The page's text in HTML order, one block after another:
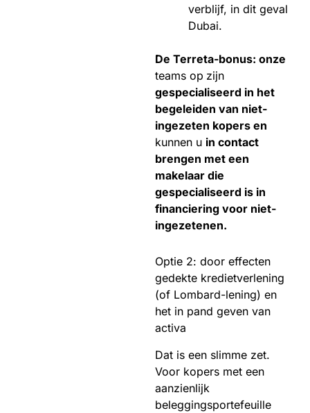
verblijf, in dit geval
Dubai.
De Terreta-bonus: onze
teams op zijn
gespecialiseerd in het
begeleiden van niet-
ingezeten kopers en
kunnen u in contact
brengen met een
makelaar die
gespecialiseerd is in
financiering voor niet-
ingezetenen.
Optie 2: door effecten
gedekte kredietverlening
(of Lombard-lening) en
het in pand geven van
activa
Dat is een slimme zet.
Voor kopers met een
aanzienlijk
beleggingsportefeuille